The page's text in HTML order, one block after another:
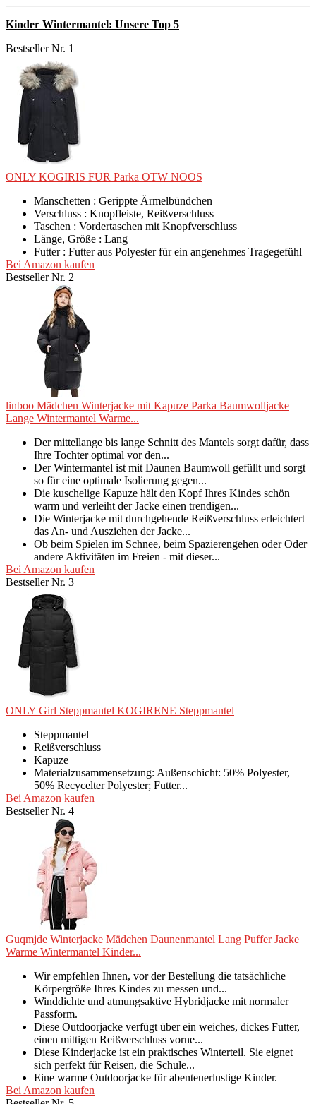
Kinder Wintermantel: Unsere Top 5
Bestseller Nr. 1
ONLY KOGIRIS FUR Parka OTW NOOS
Manschetten : Gerippte Ärmelbündchen
Verschluss : Knopfleiste, Reißverschluss
Taschen : Vordertaschen mit Knopfverschluss
Länge, Größe : Lang
Futter : Futter aus Polyester für ein angenehmes Tragegefühl
Bei Amazon kaufen
Bestseller Nr. 2
linboo Mädchen Winterjacke mit Kapuze Parka Baumwolljacke
Lange Wintermantel Warme...
Der mittellange bis lange Schnitt des Mantels sorgt dafür, dass
Ihre Tochter optimal vor den...
Der Wintermantel ist mit Daunen Baumwoll gefüllt und sorgt
so für eine optimale Isolierung gegen...
Die kuschelige Kapuze hält den Kopf Ihres Kindes schön
warm und verleiht der Jacke einen trendigen...
Die Winterjacke mit durchgehende Reißverschluss erleichtert
das An- und Ausziehen der Jacke...
Ob beim Spielen im Schnee, beim Spazierengehen oder Oder
andere Aktivitäten im Freien - mit dieser...
Bei Amazon kaufen
Bestseller Nr. 3
ONLY Girl Steppmantel KOGIRENE Steppmantel
Steppmantel
Reißverschluss
Kapuze
Materialzusammensetzung: Außenschicht: 50% Polyester,
50% Recycelter Polyester; Futter...
Bei Amazon kaufen
Bestseller Nr. 4
Guqmjde Winterjacke Mädchen Daunenmantel Lang Puffer Jacke
Warme Wintermantel Kinder...
Wir empfehlen Ihnen, vor der Bestellung die tatsächliche
Körpergröße Ihres Kindes zu messen und...
Winddichte und atmungsaktive Hybridjacke mit normaler
Passform.
Diese Outdoorjacke verfügt über ein weiches, dickes Futter,
einen mittigen Reißverschluss vorne...
Diese Kinderjacke ist ein praktisches Winterteil. Sie eignet
sich perfekt für Reisen, die Schule...
Eine warme Outdoorjacke für abenteuerlustige Kinder.
Bei Amazon kaufen